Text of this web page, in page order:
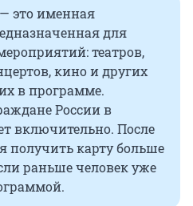
это именная
для
театров,
кино и других
в программе.
России в
включительно. После
получить карту больше
раньше человек уже